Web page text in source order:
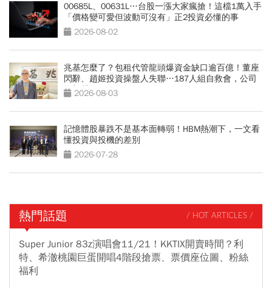
00685L、00631L…台股一漲大家瘋搶！這檔1萬入手
「價格變可愛但波動可沒有」正2投資必懂的事
2026-08-02
兆基怎麼了？包租代管龍頭爆資金缺口逾百億！董座
閃辭、趙姬投資操盤人失聯…187人組自救會，公司
最新聲明
2026-08-03
記憶體股暴跌不是基本面轉弱！HBM熱潮下，一文看
懂投資與投機的差別
2026-07-28
熱門話題 / HOT ARTICLES /
Super Junior 83z演唱會11/21！KKTIX開賣時間？利
特、希澈桃園巨蛋開唱4階段搶票、票價座位圖、粉絲
福利